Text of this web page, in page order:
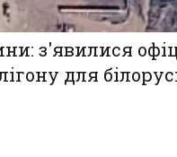
з'явилися
для